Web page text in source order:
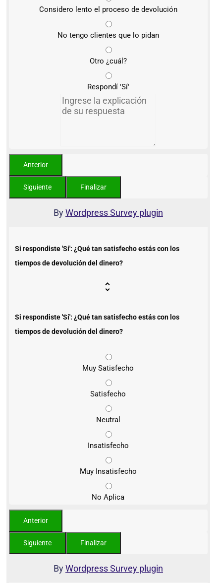
Considero lento el proceso de devolución
No tengo clientes que lo pidan
Otro ¿cuál?
Respondí 'Sí'
ByWordpress Survey plugin
Si respondiste 'Sí': ¿Qué tan satisfecho estás con los
tiempos de devolución del dinero?
Si respondiste 'Sí': ¿Qué tan satisfecho estás con los
tiempos de devolución del dinero?
Muy Satisfecho
Satisfecho
Neutral
Insatisfecho
Muy Insatisfecho
No Aplica
ByWordpress Survey plugin